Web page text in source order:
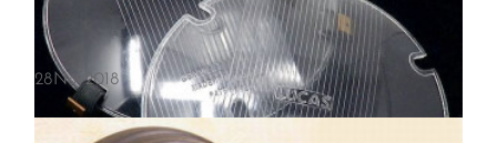
28 Nov2018